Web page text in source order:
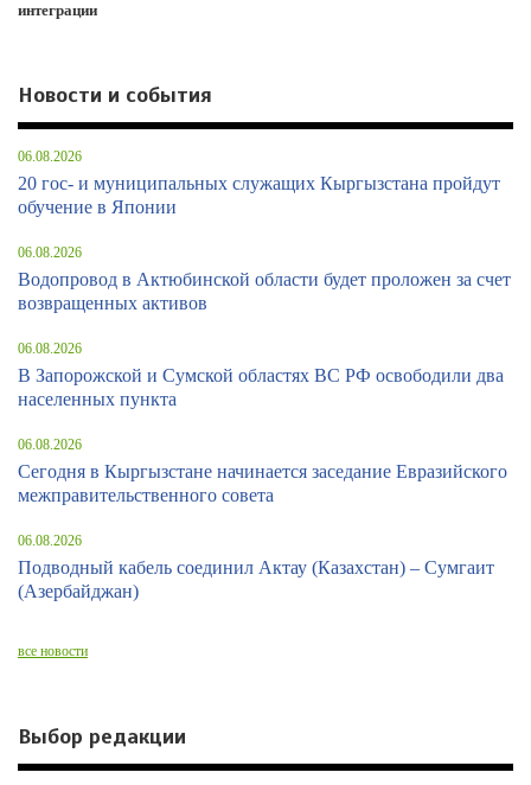
интеграции
Новости и события
06.08.2026
20 гос- и муниципальных служащих Кыргызстана пройдут
обучение в Японии
06.08.2026
Водопровод в Актюбинской области будет проложен за счет
возвращенных активов
06.08.2026
В Запорожской и Сумской областях ВС РФ освободили два
населенных пункта
06.08.2026
Сегодня в Кыргызстане начинается заседание Евразийского
межправительственного совета
06.08.2026
Подводный кабель соединил Актау (Казахстан) – Сумгаит
(Азербайджан)
все новости
Выбор редакции